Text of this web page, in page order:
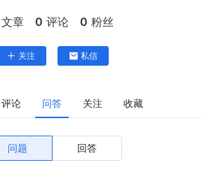
文章 0 评论 0 粉丝
关注 私信
评论 问答 关注 收藏
问题 回答